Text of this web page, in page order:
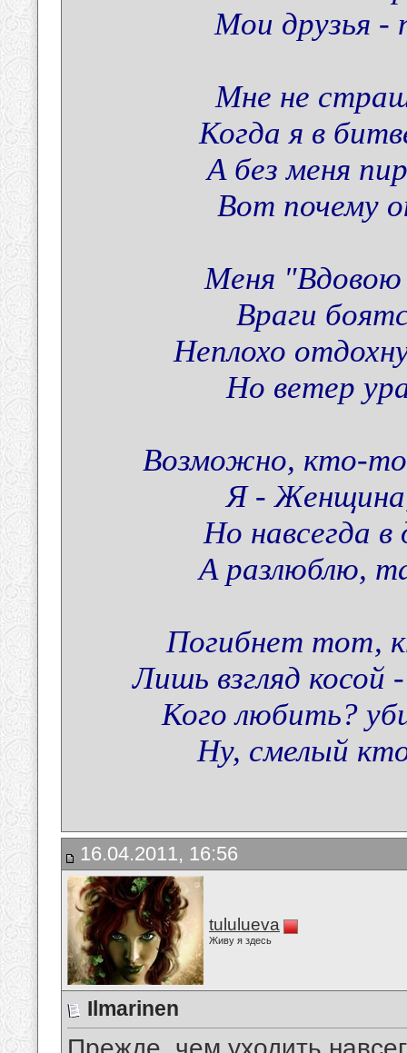
Мои друзья -
Мне не
Когда я в
А без меня
Вот почему
Меня "Вдовою
Враги
Неплохо
Но ветер
Возможно, кто-
Я -
Но навсегда
А разлюблю,
Погибнет тот,
Лишь взгляд
Кого любить?
Ну, смелый
16.04.2011, 16:56
tululueva
Живу я здесь
Ilmarinen